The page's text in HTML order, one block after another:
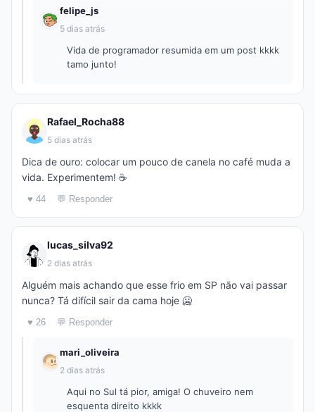
felipe_js
5 dias atrás
Vida de programador resumida em um post kkkk
tamo junto!
Rafael_Rocha88
5 dias atrás
Dica de ouro: colocar um pouco de canela no café muda a
vida. Experimentem! ☕
♥ 44 💬 Responder
lucas_silva92
2 dias atrás
Alguém mais achando que esse frio em SP não vai passar
nunca? Tá difícil sair da cama hoje 🥶
♥ 26 💬 Responder
mari_oliveira
2 dias atrás
Aqui no Sul tá pior, amiga! O chuveiro nem
esquenta direito kkkk